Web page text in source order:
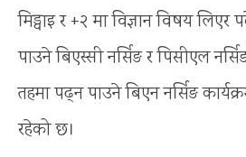
मिड्वाइ र ‌+२ मा विज्ञान विषय
पाउने बिएस्सी नर्सिङ र पिसीएल
तहमा पढ्न पाउने बिएन नर्सिङ
रहेको छ।